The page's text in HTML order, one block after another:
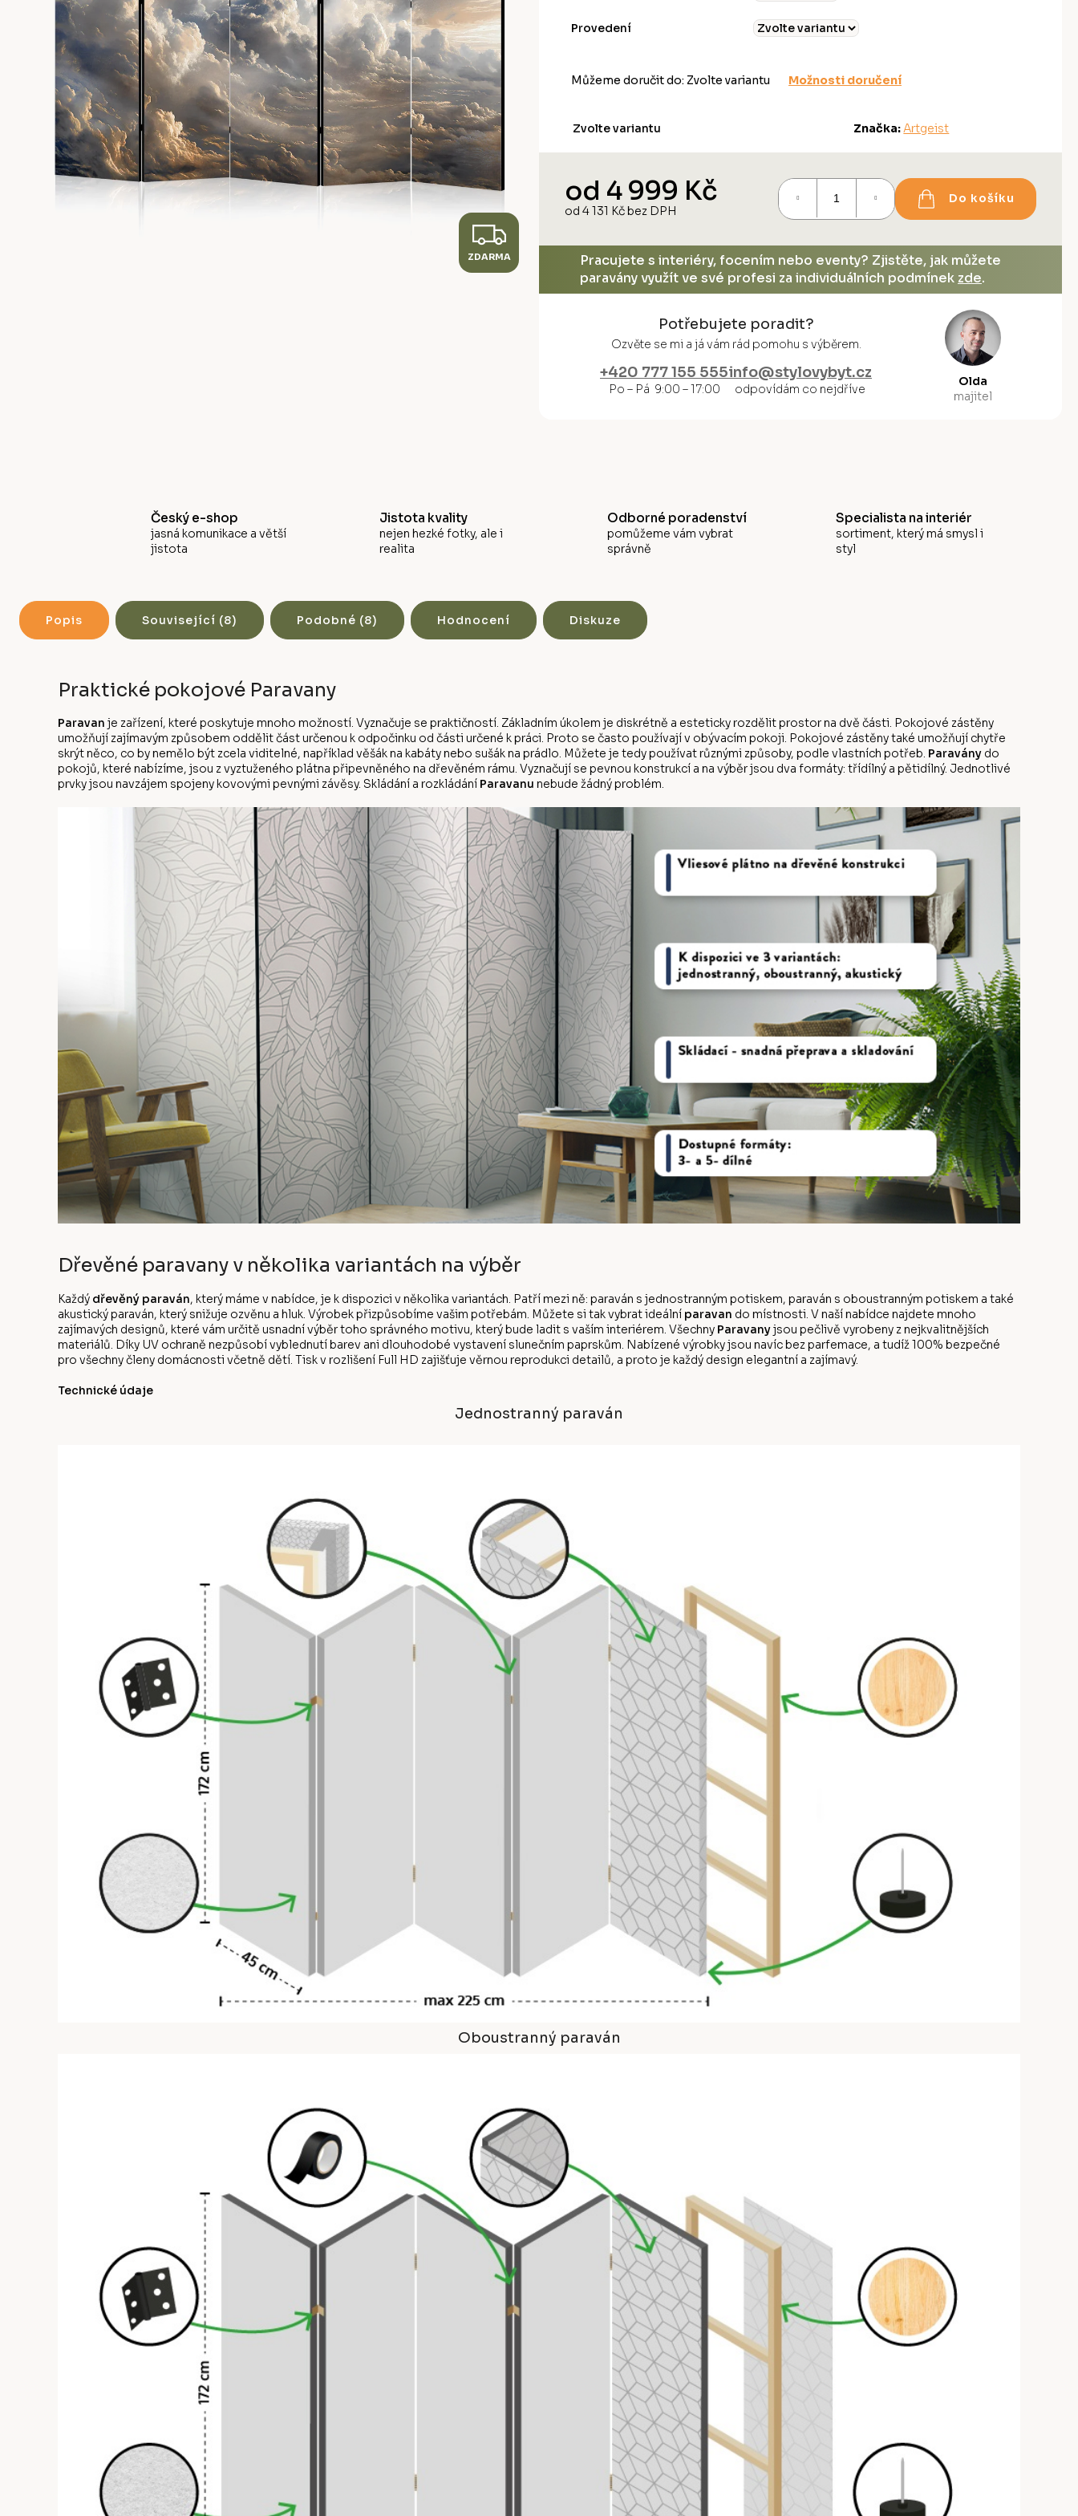
Provedení
Můžeme doručit do: Zvolte variantu Možnosti doručení
Zvolte variantu Značka: Artgeist
od 4 999 Kč
od 4 131 Kčbez DPH
Do košíku
Pracujete s interiéry, focením nebo eventy? Zjistěte, jak můžete
paravány využít ve své profesi za individuálních podmínek zde.
Potřebujete poradit?
Ozvěte se mi a já vám rád pomohu s výběrem.
+420 777 155 555
Po – Pá 9:00 – 17:00
info@stylovybyt.cz
odpovídám co nejdříve
Olda
majitel
Z
D
ZDARMA
Český e-shop
jasná komunikace a větší
jistota
Jistota kvality
nejen hezké fotky, ale i
realita
Odborné poradenství
pomůžeme vám vybrat
správně
Specialista na interiér
sortiment, který má smysl i
styl
Popis Související (8) Podobné (8) Hodnocení Diskuze
Praktické pokojové Paravany
Paravan je zařízení, které poskytuje mnoho možností. Vyznačuje se praktičností. Základním úkolem je diskrétně a esteticky rozdělit prostor na dvě části. Pokojové zástěny
umožňují zajímavým způsobem oddělit část určenou k odpočinku od části určené k práci. Proto se často používají v obývacím pokoji. Pokojové zástěny také umožňují chytře
skrýt něco, co by nemělo být zcela viditelné, například věšák na kabáty nebo sušák na prádlo. Můžete je tedy používat různými způsoby, podle vlastních potřeb. Paravány do
pokojů, které nabízíme, jsou z vyztuženého plátna připevněného na dřevěném rámu. Vyznačují se pevnou konstrukcí a na výběr jsou dva formáty: třídílný a pětidílný. Jednotlivé
prvky jsou navzájem spojeny kovovými pevnými závěsy. Skládání a rozkládání Paravanu nebude žádný problém.
Dřevěné paravany v několika variantách na výběr
Každý dřevěný paraván, který máme v nabídce, je k dispozici v několika variantách. Patří mezi ně: paraván s jednostranným potiskem, paraván s oboustranným potiskem a také
akustický paraván, který snižuje ozvěnu a hluk. Výrobek přizpůsobíme vašim potřebám. Můžete si tak vybrat ideální paravan do místnosti. V naší nabídce najdete mnoho
zajímavých designů, které vám určitě usnadní výběr toho správného motivu, který bude ladit s vaším interiérem. Všechny Paravanyjsou pečlivě vyrobeny z nejkvalitnějších
materiálů. Díky UV ochraně nezpůsobí vyblednutí barev ani dlouhodobé vystavení slunečním paprskům. Nabízené výrobky jsou navíc bez parfemace, a tudíž 100% bezpečné
pro všechny členy domácnosti včetně dětí. Tisk v rozlišení Full HD zajišťuje věrnou reprodukci detailů, a proto je každý design elegantní a zajímavý.
Technické údaje
Jednostranný paraván
Oboustranný paraván